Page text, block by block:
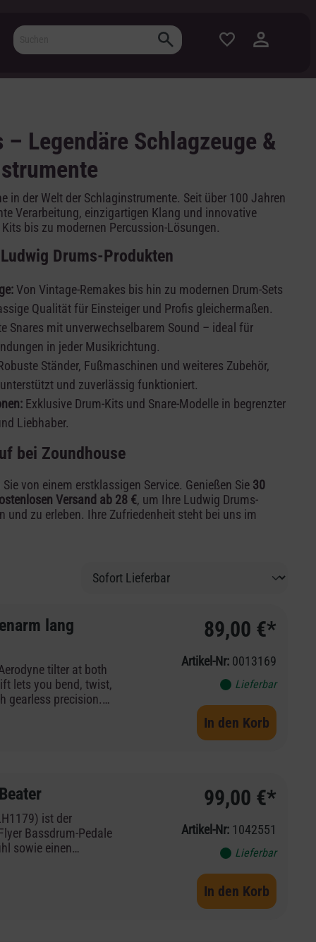
– Legendäre Schlagzeuge &
in der Welt der Schlaginstrumente. Seit über 100 Jahren
Verarbeitung, einzigartigen Klang und innovative
bis zu modernen Percussion-Lösungen.
Drums-Produkten
Von Vintage-Remakes bis hin zu modernen Drum-Sets
Qualität für Einsteiger und Profis gleichermaßen.
Snares mit unverwechselbarem Sound – ideal für
in jeder Musikrichtung.
Ständer, Fußmaschinen und weiteres Zubehör,
und zuverlässig funktioniert.
Exklusive Drum-Kits und Snare-Modelle in begrenzter
Liebhaber.
bei Zoundhouse
von einem erstklassigen Service. Genießen Sie 30
Versand ab 28 €, um Ihre Ludwig Drums-
und zu erleben. Ihre Zufriedenheit steht bei uns im
lang
tilter at both
lets you bend, twist,
gearless precision.
5",) models, the
cartage, and set-
89,00 €*
Artikel-Nr: 0013169
Lieferbar
In den Korb
ist der
Bassdrum-Pedale
sowie einen
Der hochwertige
Anschlag
99,00 €*
Artikel-Nr: 1042551
Lieferbar
In den Korb